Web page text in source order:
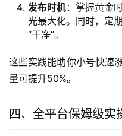
发布时机：掌握黄金
光最大化。同时，定
“干净”。
这些实践能助你小号快
量可提升50%。
四、全平台保姆级实